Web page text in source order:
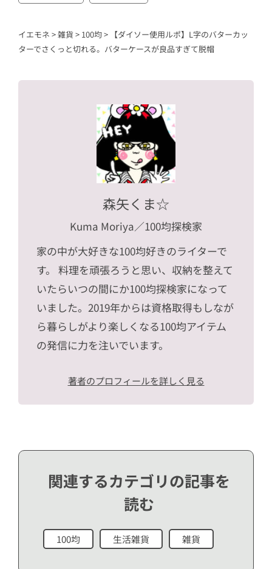
イエモネ >雑貨 > 100均> 【ダイソー使用ルポ】L字のバターカッ
ターでさくっと切れる。バターケースが良品すぎて脱帽
森矢くま☆
Kuma Moriya／100均探検家
家の中が大好きな100均好きのライターで
す。 料理を頑張ろうと思い、収納を整えて
いたらいつの間にか100均探検家になって
いました。2019年からは資格取得もしなが
ら暮らしがより楽しくなる100均アイテム
の発信に力を注いでいます。
著者のプロフィールを詳しく見る
関連するカテゴリの記事を
読む
100均 生活雑貨 雑貨